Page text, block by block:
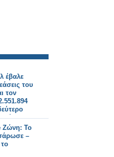
έβαλε
του
τον
μήνα
Ζώνη: Το
–